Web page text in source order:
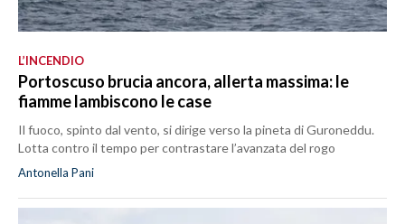
L’INCENDIO
Portoscuso brucia ancora, allerta massima: le
fiamme lambiscono le case
Il fuoco, spinto dal vento, si dirige verso la pineta di Guroneddu.
Lotta contro il tempo per contrastare l’avanzata del rogo
Antonella Pani